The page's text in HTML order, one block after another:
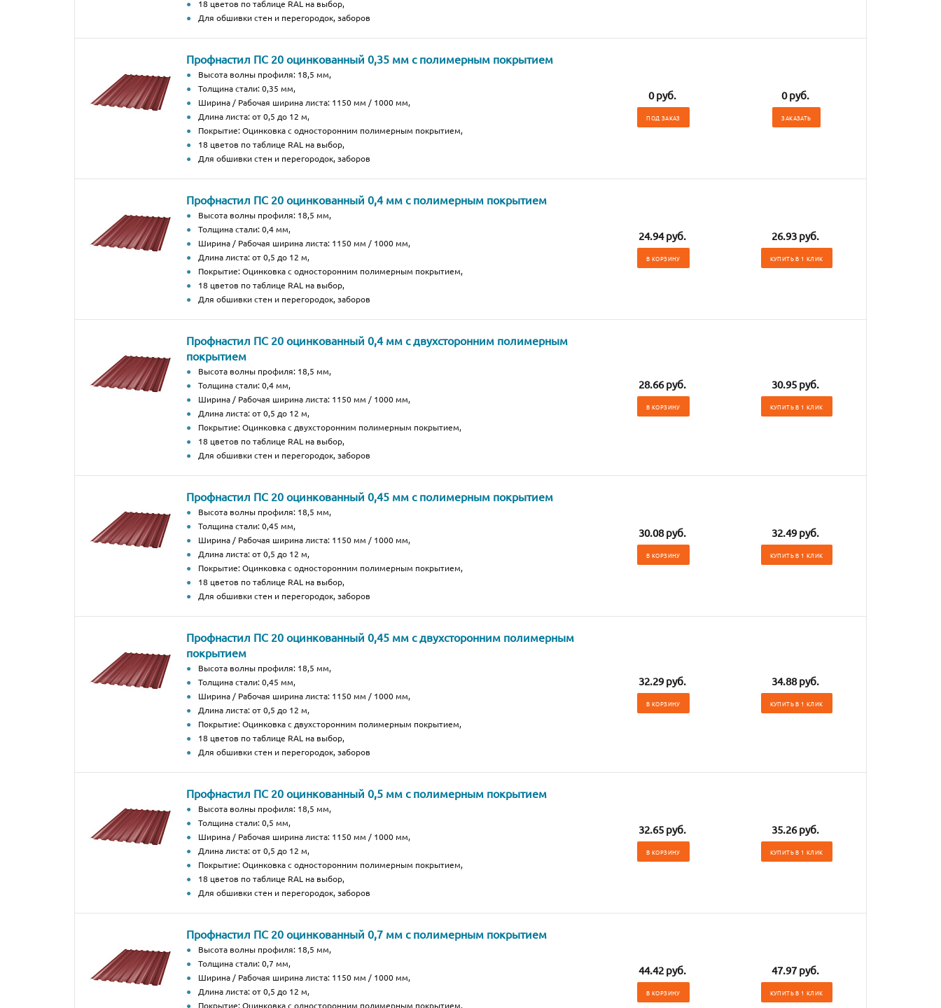
18 цветов по таблице RAL на выбор,
Для обшивки стен и перегородок, заборов
Профнастил ПС 20 оцинкованный 0,35 мм с полимерным покрытием
Высота волны профиля: 18,5 мм,
Толщина стали: 0,35 мм,
Ширина / Рабочая ширина листа: 1150 мм / 1000 мм,
Длина листа: от 0,5 до 12 м,
Покрытие: Оцинковка с односторонним полимерным покрытием,
18 цветов по таблице RAL на выбор,
Для обшивки стен и перегородок, заборов
0 руб.
ПОД ЗАКАЗ
0 руб.
ЗАКАЗАТЬ
Профнастил ПС 20 оцинкованный 0,4 мм с полимерным покрытием
Высота волны профиля: 18,5 мм,
Толщина стали: 0,4 мм,
Ширина / Рабочая ширина листа: 1150 мм / 1000 мм,
Длина листа: от 0,5 до 12 м,
Покрытие: Оцинковка с односторонним полимерным покрытием,
18 цветов по таблице RAL на выбор,
Для обшивки стен и перегородок, заборов
24.94 руб.
В КОРЗИНУ
26.93 руб.
КУПИТЬ В 1 КЛИК
Профнастил ПС 20 оцинкованный 0,4 мм с двухсторонним полимерным
покрытием
Высота волны профиля: 18,5 мм,
Толщина стали: 0,4 мм,
Ширина / Рабочая ширина листа: 1150 мм / 1000 мм,
Длина листа: от 0,5 до 12 м,
Покрытие: Оцинковка с двухсторонним полимерным покрытием,
18 цветов по таблице RAL на выбор,
Для обшивки стен и перегородок, заборов
28.66 руб.
В КОРЗИНУ
30.95 руб.
КУПИТЬ В 1 КЛИК
Профнастил ПС 20 оцинкованный 0,45 мм с полимерным покрытием
Высота волны профиля: 18,5 мм,
Толщина стали: 0,45 мм,
Ширина / Рабочая ширина листа: 1150 мм / 1000 мм,
Длина листа: от 0,5 до 12 м,
Покрытие: Оцинковка с односторонним полимерным покрытием,
18 цветов по таблице RAL на выбор,
Для обшивки стен и перегородок, заборов
30.08 руб.
В КОРЗИНУ
32.49 руб.
КУПИТЬ В 1 КЛИК
Профнастил ПС 20 оцинкованный 0,45 мм с двухсторонним полимерным
покрытием
Высота волны профиля: 18,5 мм,
Толщина стали: 0,45 мм,
Ширина / Рабочая ширина листа: 1150 мм / 1000 мм,
Длина листа: от 0,5 до 12 м,
Покрытие: Оцинковка с двухсторонним полимерным покрытием,
18 цветов по таблице RAL на выбор,
Для обшивки стен и перегородок, заборов
32.29 руб.
В КОРЗИНУ
34.88 руб.
КУПИТЬ В 1 КЛИК
Профнастил ПС 20 оцинкованный 0,5 мм с полимерным покрытием
Высота волны профиля: 18,5 мм,
Толщина стали: 0,5 мм,
Ширина / Рабочая ширина листа: 1150 мм / 1000 мм,
Длина листа: от 0,5 до 12 м,
Покрытие: Оцинковка с односторонним полимерным покрытием,
18 цветов по таблице RAL на выбор,
Для обшивки стен и перегородок, заборов
32.65 руб.
В КОРЗИНУ
35.26 руб.
КУПИТЬ В 1 КЛИК
Профнастил ПС 20 оцинкованный 0,7 мм с полимерным покрытием
Высота волны профиля: 18,5 мм,
Толщина стали: 0,7 мм,
Ширина / Рабочая ширина листа: 1150 мм / 1000 мм,
Длина листа: от 0,5 до 12 м,
Покрытие: Оцинковка с односторонним полимерным покрытием,
44.42 руб.
В КОРЗИНУ
47.97 руб.
КУПИТЬ В 1 КЛИК